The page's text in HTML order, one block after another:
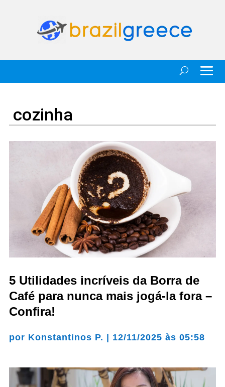
cozinha
5 Utilidades incríveis da Borra de
Café para nunca mais jogá-la fora –
Confira!
por Konstantinos P. | 12/11/2025 às 05:58